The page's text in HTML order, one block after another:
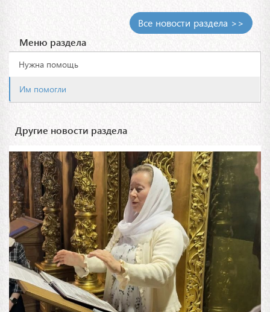
Все новости раздела >>
Меню раздела
Нужна помощь
Им помогли
Другие новости раздела